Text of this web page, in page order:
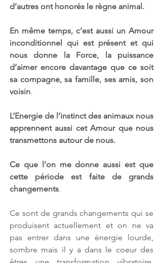
d’autres ont honorés le règne animal.
En même temps, c’est aussi un Amour
inconditionnel qui est présent et qui
nous donne la Force, la puissance
d’aimer encore davantage que ce soit
sa compagne, sa famille, ses amis, son
voisin.
L’Energie de l’instinct des animaux nous
apprennent aussi cet Amour que nous
transmettons autour de nous.
Ce que l’on me donne aussi est que
cette période est faite de grands
changements.
Ce sont de grands changements qui se
produisent actuellement et on ne va
pas entrer dans une énergie lourde,
sombre mais il y a dans le coeur des